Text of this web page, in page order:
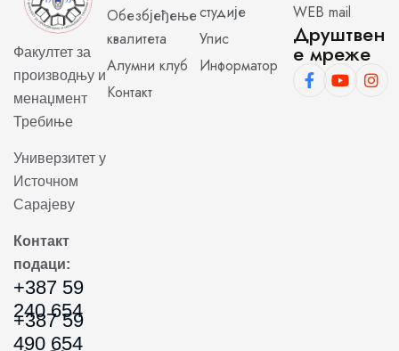
Факултет за
производњу и
менаџмент
Требиње
Универзитет у
Источном
Сарајеву
Контакт
подаци:
+387 59
240 654
+387 59
490 654
Обезбјеђење
квалитета
Алумни клуб
Контакт
студије
Упис
Информатор
WEB mail
Друштвен
е мреже